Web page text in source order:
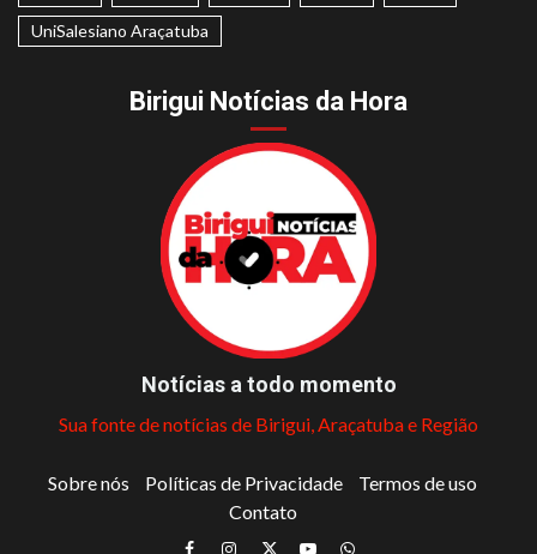
UniSalesiano Araçatuba
Birigui Notícias da Hora
Notícias a todo momento
Sua fonte de notícias de Birigui, Araçatuba e Região
Sobre nós Políticas de Privacidade
Termos de uso
Contato
Facebook
Instagram
TwitterYoutubeWhatsapp